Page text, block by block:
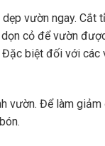
vườn ngay. Cắt
cỏ để vườn
biệt đối với
vườn. Để làm